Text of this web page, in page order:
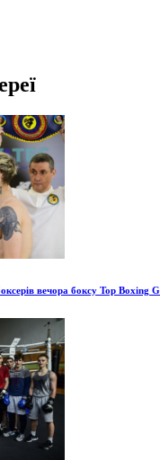
вечора боксу Top Boxing